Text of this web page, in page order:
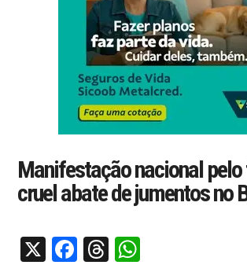
Manifestação nacional
cruel abate de jumentos no
X Facebook
Threads